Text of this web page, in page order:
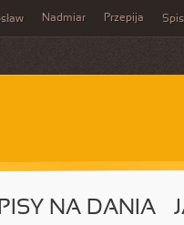
Nadmiar Przepija
NA DANIA –